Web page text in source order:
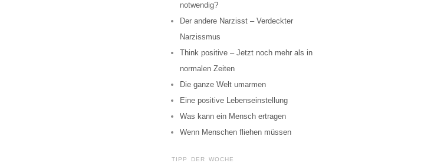
notwendig?
Der andere Narzisst – Verdeckter
Narzissmus
Think positive – Jetzt noch mehr als in
normalen Zeiten
Die ganze Welt umarmen
Eine positive Lebenseinstellung
Was kann ein Mensch ertragen
Wenn Menschen fliehen müssen
TIPP DER WOCHE